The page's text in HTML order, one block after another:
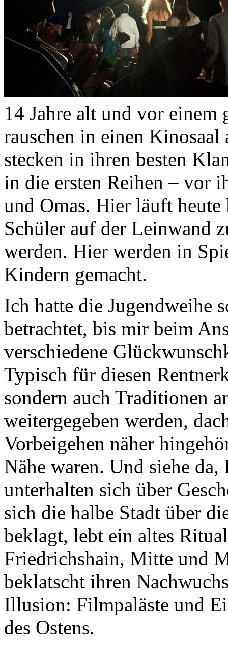
14 Jahre alt und vor
rauschen in einen
stecken in ihren besten
in die ersten Reihen – vor
und Omas. Hier läuft
Schüler auf der Leinwand
werden. Hier werden in
Kindern gemacht.
Ich hatte die Jugendweihe
betrachtet, bis mir beim
verschiedene
Typisch für diesen
sondern auch Traditionen
weitergegeben werden,
Vorbeigehen näher
Nähe waren. Und siehe
unterhalten sich über
sich die halbe Stadt über
beklagt, lebt ein altes
Friedrichshain, Mitte und
beklatscht ihren
Illusion: Filmpaläste und
des Ostens.